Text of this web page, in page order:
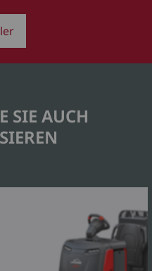
SIE AUCH